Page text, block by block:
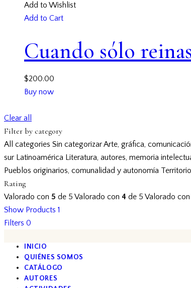
Add to Wishlist
Add to Cart
Cuando sólo
$200.00
Buy now
Clear all
Filter by category
All categories Sin categorizarArte, gráfica,
sur Latinoamérica Literatura, autores, memoria
Pueblos originarios, comunalidad y autonomía
Rating
Valorado con 5 de 5 Valorado con 4 de 5 Valorado con
Show Products 1
Filters 0
INICIO
QUIÉNES SOMOS
CATÁLOGO
AUTORES